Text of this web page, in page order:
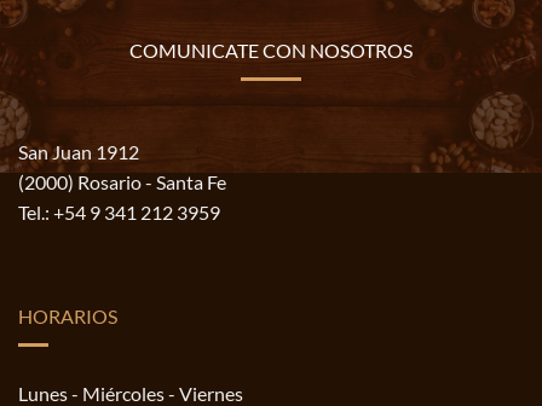
COMUNICATE CON NOSOTROS
San Juan 1912
(2000) Rosario - Santa Fe
Tel.: +54 9 341 212 3959
HORARIOS
Lunes - Miércoles - Viernes